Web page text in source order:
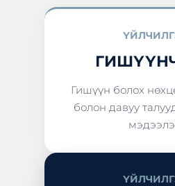
Гишүүн болох
болон давуу